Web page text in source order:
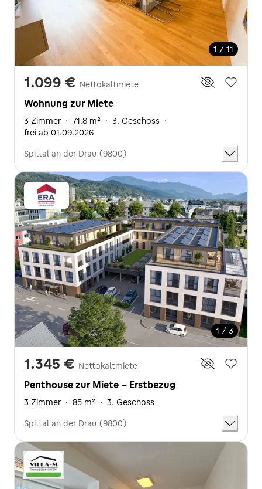
1 / 11
1.099 € Nettokaltmiete
Wohnung zur Miete
3 Zimmer · 71,8 m² · 3. Geschoss ·
frei ab 01.09.2026
Spittal an der Drau (9800)
1 / 3
1.345 € Nettokaltmiete
Penthouse zur Miete - Erstbezug
3 Zimmer · 85 m² · 3. Geschoss
Spittal an der Drau (9800)